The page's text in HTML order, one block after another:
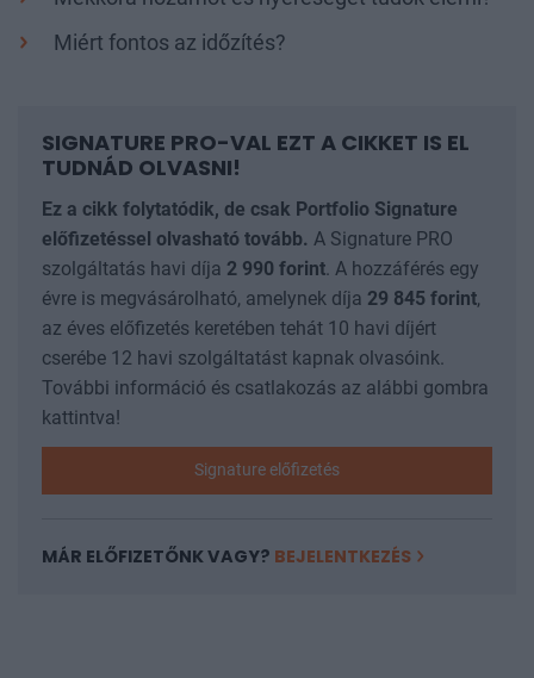
Miért fontos az időzítés?
SIGNATURE PRO-VAL EZT A CIKKET IS EL
TUDNÁD OLVASNI!
Ez a cikk folytatódik, de csak Portfolio Signature
előfizetéssel olvasható tovább. A Signature PRO
szolgáltatás havi díja 2 990 forint . A hozzáférés egy
évre is megvásárolható, amelynek díja 29 845 forint,
az éves előfizetés keretében tehát 10 havi díjért
cserébe 12 havi szolgáltatást kapnak olvasóink.
További információ és csatlakozás az alábbi gombra
kattintva!
Signature előfizetés
MÁR ELŐFIZETŐNK VAGY? BEJELENTKEZÉS